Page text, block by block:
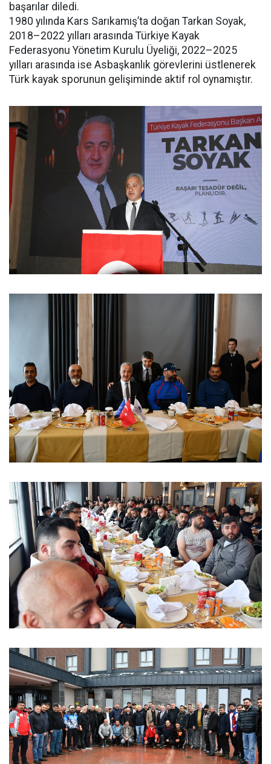
başarılar diledi.
1980 yılında Kars Sarıkamış’ta doğan Tarkan Soyak,
2018–2022 yılları arasında Türkiye Kayak
Federasyonu Yönetim Kurulu Üyeliği, 2022–2025
yılları arasında ise Asbaşkanlık görevlerini üstlenerek
Türk kayak sporunun gelişiminde aktif rol oynamıştır.